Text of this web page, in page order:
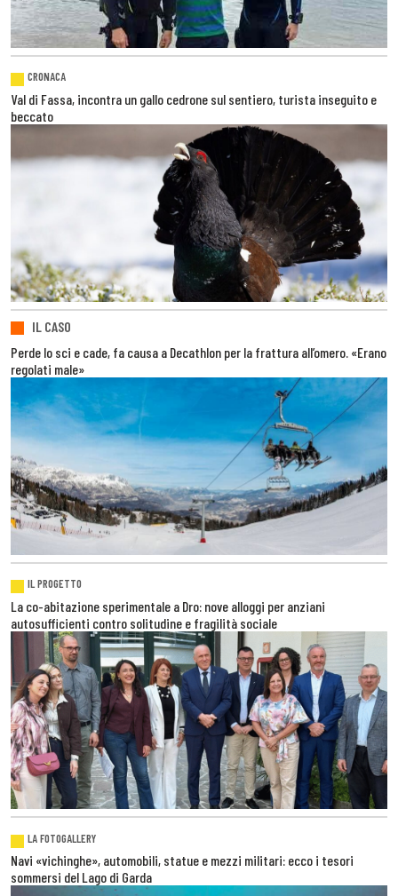
CRONACA
Val di Fassa, incontra un gallo cedrone sul sentiero, turista inseguito e
beccato
IL CASO
Perde lo sci e cade, fa causa a Decathlon per la frattura all’omero. «Erano
regolati male»
IL PROGETTO
La co-abitazione sperimentale a Dro: nove alloggi per anziani
autosufficienti contro solitudine e fragilità sociale
LA FOTOGALLERY
Navi «vichinghe», automobili, statue e mezzi militari: ecco i tesori
sommersi del Lago di Garda